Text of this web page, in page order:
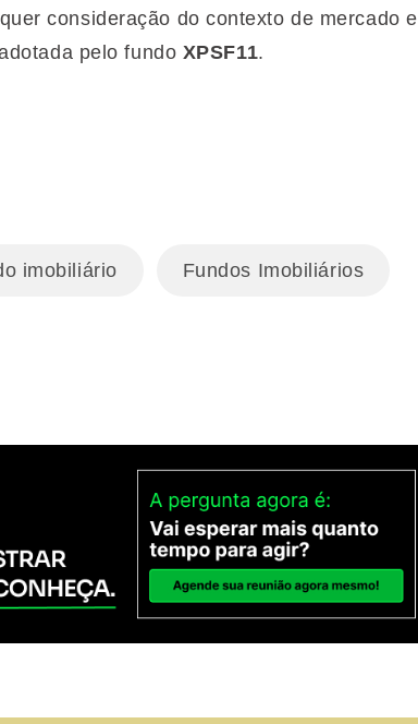
consideração do contexto de mercado e
pelo fundo XPSF11.
imobiliário Fundos Imobiliários